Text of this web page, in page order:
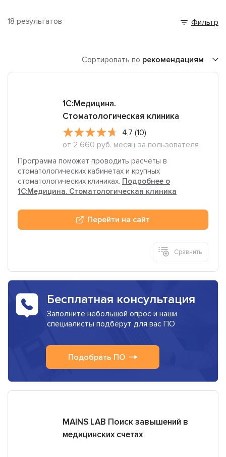
18 результатов Фильтр
Сортировать по рекомендациям
1C:Медицина.
Стоматологическая клиника
4,7 (10)
от 2 660 руб. месяц за пользователя
Программа поможет проводить расчёты в
стоматологических кабинетах и крупных
стоматологических клиниках. Подробнее о
1C:Медицина. Стоматологическая клиника
Перейти на сайт
Сравнить
Бесплатная консультация
Заполните небольшой опрос и наши
специалисты подберут для вас ПО
Подобрать ПО
MAINS LAB Поиск завышений в
медицинских счетах